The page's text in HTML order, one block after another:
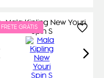
FRETE GRÁTIS